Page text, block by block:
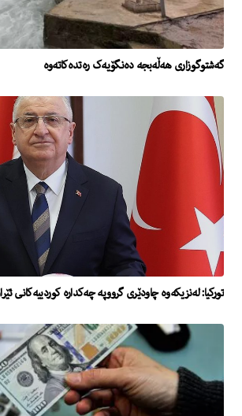
گەشتوگوزاری هەڵەبجە دەنگۆیەک رەتدەکاتەوە
تورکیا: لەنزیکەوە چاودێری گرووپە چەکدارە کوردییەکانی